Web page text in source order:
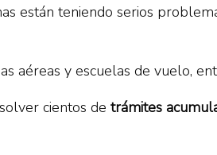
están teniendo serios
aéreas y escuelas de vuelo,
cientos de trámites